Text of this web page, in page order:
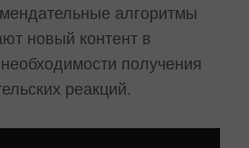
алгоритмы
новый контент в
получения
реакций.